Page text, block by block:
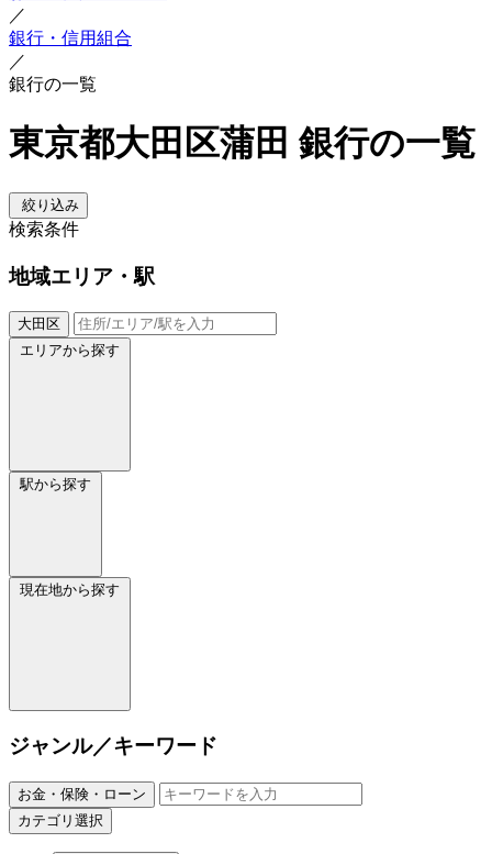
／
銀行・信用組合
／
銀行の一覧
東京都大田区蒲田 銀行の一覧
絞り込み
検索条件
地域エリア・駅
大田区
エリアから探す
駅から探す
現在地から探す
ジャンル／キーワード
お金・保険・ローン
カテゴリ選択